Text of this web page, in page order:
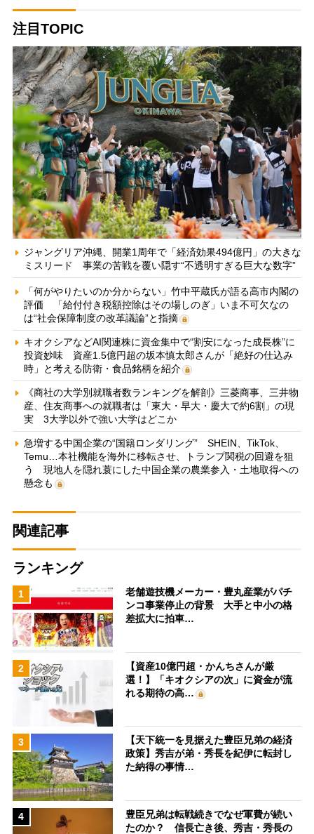
注目TOPIC
ジャングリア沖縄、開業1周年で「経済効果494億円」の大きな
ミスリード 事業の苦戦を覆い隠す“不透明すぎる巨大な数字”
「何がやりたいのか分からない」竹中平蔵氏が語る高市内閣の
評価 「給付付き税額控除はその場しのぎ」いま不可欠なの
は“社会保障制度の改革議論”と指摘
キオクシアなどAI関連株に資金集中で“割安になった成長株”に
投資妙味 資産1.5億円超の坂本慎太郎さんが「絶好の仕込み
時」と考える防衛・食品銘柄を紹介
《商社の大学別就職者数ランキングを解剖》三菱商事、三井物
産、住友商事への就職者は「東大・早大・慶大で約6割」の現
実 3大学以外で強い大学はどこか
急増する中国企業の“国籍ロンダリング” SHEIN、TikTok、
Temu…本社機能を海外に移転させ、トランプ関税の回避を狙
う 現地人を隠れ蓑にした中国企業の農業参入・土地取得への
懸念も
関連記事
ランキング
1
老舗遊技機メーカー・豊丸産業がパチ
ンコ事業停止の背景 大手と中小の格
差拡大に拍車…
2
【資産10億円超・かんちさんが厳
選！】「キオクシアの次」に資金が流
れる期待の高…
3
【天下統一を見据えた豊臣兄弟の経済
政策】秀吉が弟・秀長を紀伊に転封し
た納得の事情…
4
豊臣兄弟は転戦続きでなぜ軍費が続い
たのか？ 信長亡き後、秀吉・秀長の